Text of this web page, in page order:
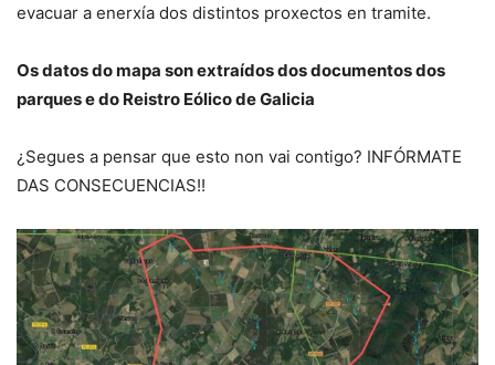
evacuar a enerxía dos distintos proxectos en tramite.
Os datos do mapa son extraídos dos documentos dos
parques e do Reistro Eólico de Galicia
¿Segues a pensar que esto non vai contigo? INFÓRMATE
DAS CONSECUENCIAS!!